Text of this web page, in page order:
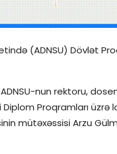
(ADNSU) Dövlət
nun rektoru,
Proqramları üzrə
mütəxəssisi Arzu